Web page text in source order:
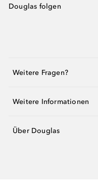
Douglas folgen
Weitere Fragen?
Weitere Informationen
Über Douglas